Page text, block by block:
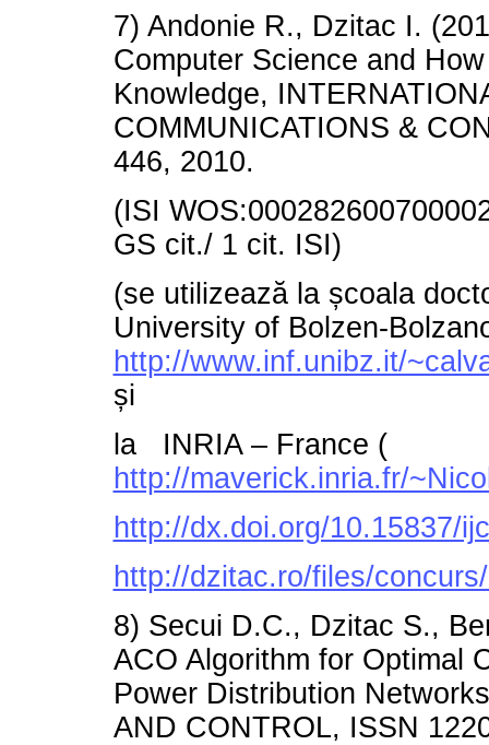
7) Andonie R., Dzitac I.
Computer Science and
Knowledge,
COMMUNICATIONS &
446, 2010.
(ISI
GS cit./ 1 cit. ISI)
(se utilizează la școala
University of Bolzen-
http://www.inf.unibz.it/
și
la INRIA – France (
http://maverick.inria.fr/
http://dx.doi.org/10.15837/
http://dzitac.ro/files/
8) Secui D.C., Dzitac S.,
ACO Algorithm for Optimal
Power Distribution
AND CONTROL, ISSN